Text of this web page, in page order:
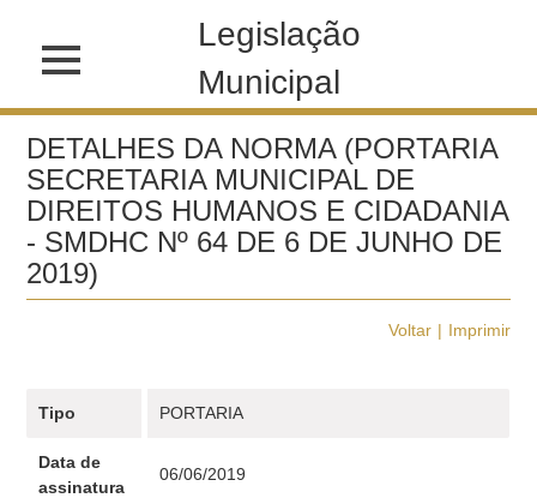
Legislação
Municipal
DETALHES DA NORMA (PORTARIA
SECRETARIA MUNICIPAL DE
DIREITOS HUMANOS E CIDADANIA
- SMDHC Nº 64 DE 6 DE JUNHO DE
2019)
Voltar Imprimir
Tipo PORTARIA
Data de
assinatura
06/06/2019